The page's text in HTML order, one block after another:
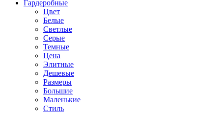
Гардеробные
Цвет
Белые
Светлые
Серые
Темные
Цена
Элитные
Дешевые
Размеры
Большие
Маленькие
Стиль